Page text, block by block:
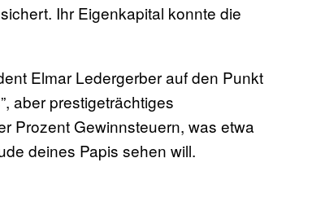
Ihr Eigenkapital konnte die
Elmar Ledergerber auf den Punkt
aber prestigeträchtiges
Prozent Gewinnsteuern, was etwa
deines Papis sehen will.